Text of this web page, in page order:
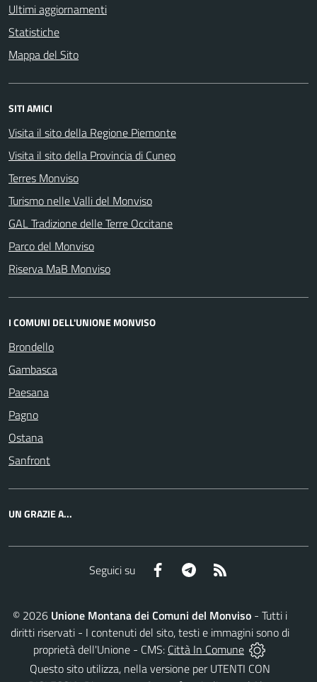
Ultimi aggiornamenti
Statistiche
Mappa del Sito
SITI AMICI
Visita il sito della Regione Piemonte
Visita il sito della Provincia di Cuneo
Terres Monviso
Turismo nelle Valli del Monviso
GAL Tradizione delle Terre Occitane
Parco del Monviso
Riserva MaB Monviso
I COMUNI DELL'UNIONE MONVISO
Brondello
Gambasca
Paesana
Pagno
Ostana
Sanfront
UN GRAZIE A...
Seguici su Facebook Telegram
© 2026 Unione Montana dei Comuni del Monviso - Tutti i
diritti riservati - I contenuti del sito, testi e immagini sono di
proprietà dell'Unione - CMS: Città In Comune
Questo sito utilizza, nella versione per UTENTI CON